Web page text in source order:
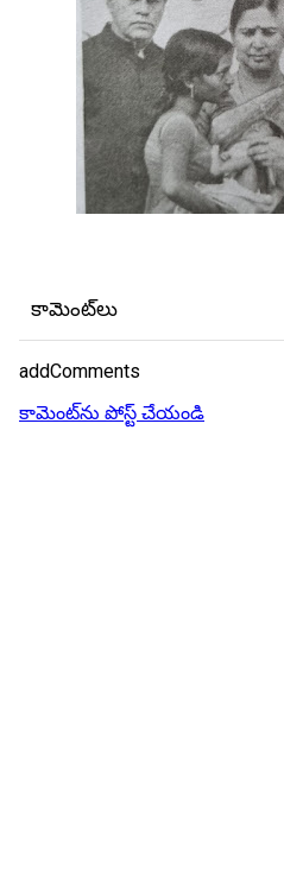
కామెంట్‌లు
addComments
కామెంట్‌ను పోస్ట్ చేయండి